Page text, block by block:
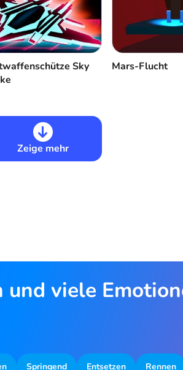
Sky
Mars-Flucht
Zeige mehr
viele
Springend Entsetzen Rennen